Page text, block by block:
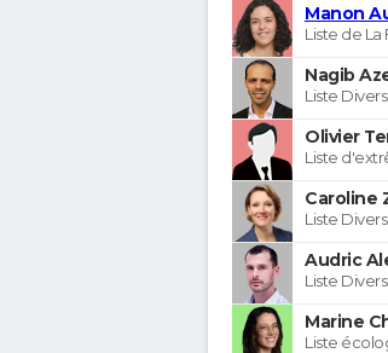
Manon
Liste de La
Nagib
Liste Divers
Olivier
Liste
Caroline
Liste Divers
Audric
Liste Divers
Marine
Liste